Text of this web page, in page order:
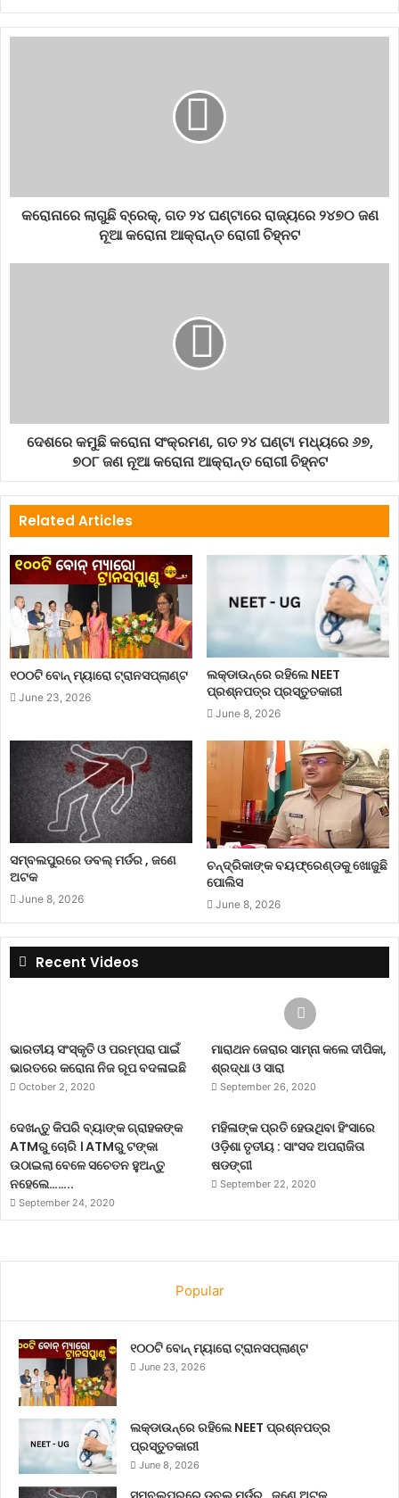
କରୋନାରେ ଲାଗୁଛି ବ୍ରେକ୍, ଗତ ୨୪ ଘଣ୍ଟାରେ ରାଜ୍ୟରେ ୨୪୭୦ ଜଣ
ନୂଆ କରୋନା ଆକ୍ରାନ୍ତ ରୋଗୀ ଚିହ୍ନଟ
ଦେଶରେ କମୁଛି କରୋନା ସଂକ୍ରମଣ, ଗତ ୨୪ ଘଣ୍ଟା ମଧ୍ୟରେ ୬୭,
୭୦୮ ଜଣ ନୂଆ କରୋନା ଆକ୍ରାନ୍ତ ରୋଗୀ ଚିହ୍ନଟ
Related Articles
୧୦୦ଟି ବୋନ୍ ମ୍ୟାରୋ ଟ୍ରାନସପ୍ଲାଣ୍ଟ
June 23, 2026
ଲକ୍‌ଡାଉନ୍‌ରେ ରହିଲେ NEET
ପ୍ରଶ୍ନପତ୍ର ପ୍ରସ୍ତୁତକାରୀ
June 8, 2026
ସମ୍ବଲପୁରରେ ଡବଲ୍ ମର୍ଡର , ଜଣେ
ଅଟକ
June 8, 2026
ଚନ୍ଦ୍ରିକାଙ୍କ ବୟଫ୍ରେଣ୍ଡକୁ ଖୋଜୁଛି
ପୋଲିସ
June 8, 2026
Recent Videos
ଭାରତୀୟ ସଂସ୍କୃତି ଓ ପରମ୍ପରା ପାଇଁ
ଭାରତରେ କରୋନା ନିଜ ରୂପ ବଦଳାଇଛି
October 2, 2020
ମାରାଥନ ଜେରାର ସାମ୍ନା କଲେ ଦୀପିକା,
ଶ୍ରଦ୍ଧା ଓ ସାରା
September 26, 2020
ଦେଖନ୍ତୁ କିପରି ବ୍ୟାଙ୍କ ଗ୍ରାହକଙ୍କ
ATMରୁ ଚୋରି । ATMରୁ ଟଙ୍କା
ଉଠାଇଲା ବେଳେ ସଚେତନ ହୁଅନ୍ତୁ
ନହେଲେ……..
September 24, 2020
ମହିଳାଙ୍କ ପ୍ରତି ହେଉଥିବା ହିଂସାରେ
ଓଡ଼ିଶା ତୃତୀୟ : ସାଂସଦ ଅପରାଜିତା
ଷଡଙ୍ଗୀ
September 22, 2020
Popular
୧୦୦ଟି ବୋନ୍ ମ୍ୟାରୋ ଟ୍ରାନସପ୍ଲାଣ୍ଟ
June 23, 2026
ଲକ୍‌ଡାଉନ୍‌ରେ ରହିଲେ NEET ପ୍ରଶ୍ନପତ୍ର
ପ୍ରସ୍ତୁତକାରୀ
June 8, 2026